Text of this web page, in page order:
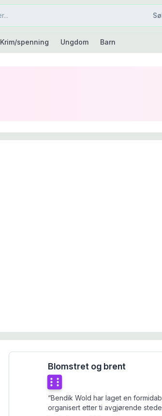
Krim/spenning Ungdom Barn
Blomstret og brent
Terningkast
“Bendik Wold har laget en
organisert etter ti avgjørende